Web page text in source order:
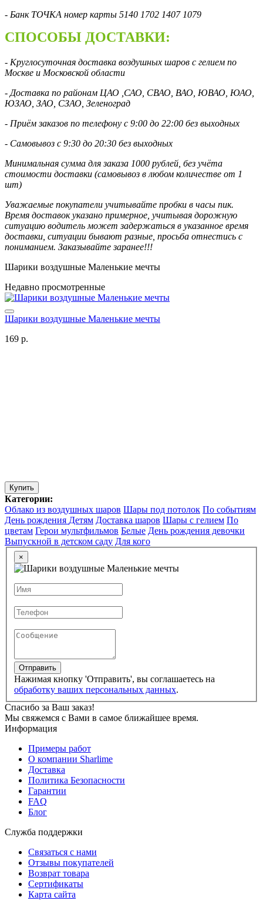
- Банк ТОЧКА номер карты 5140 1702 1407 1079
СПОСОБЫ ДОСТАВКИ:
- Круглосуточная доставка воздушных шаров с гелием по
Москве и Московской области
- Доставка по районам ЦАО ,САО, СВАО, ВАО, ЮВАО, ЮАО,
ЮЗАО, ЗАО, СЗАО, Зеленоград
- Приём заказов по телефону с 9:00 до 22:00 без выходных
- Самовывоз с 9:30 до 20:30 без выходных
Минимальная сумма для заказа 1000 рублей, без учёта
стоимости доставки (самовывоз в любом количестве от 1
шт)
Уважаемые покупатели учитывайте пробки в часы пик.
Время доставок указано примерное, учитывая дорожную
ситуацию водитель может задержаться в указанное время
доставки, ситуации бывают разные, просьба отнестись с
пониманием. Заказывайте заранее!!!
Шарики воздушные Маленькие мечты
Недавно просмотренные
Шарики воздушные Маленькие мечты
169 р.
Купить
Категории:
Облако из воздушных шаров Шары под потолок По событиям
День рождения Детям Доставка шаров Шары с гелием По
цветам Герои мультфильмов Белые День рождения девочки
Выпускной в детском саду Для кого
×
Отправить
Нажимая кнопку 'Отправить', вы соглашаетесь на
обработку ваших персональных данных.
Спасибо за Ваш заказ!
Мы свяжемся с Вами в самое ближайшее время.
Информация
Примеры работ
О компании Sharlime
Доставка
Политика Безопасности
Гарантии
FAQ
Блог
Служба поддержки
Связаться с нами
Отзывы покупателей
Возврат товара
Сертификаты
Карта сайта